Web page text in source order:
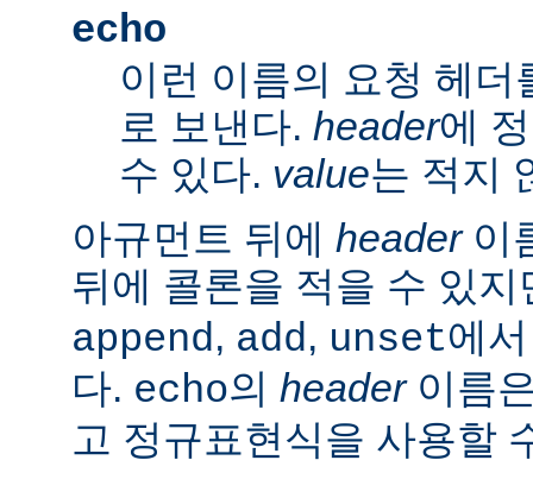
echo
이런 이름의 요청 헤
로 보낸다. header에
수 있다. value는 적지
아규먼트 뒤에 header이
뒤에 콜론을 적을 수 있
append, add, unset에
다. echo의 header이름
고 정규표현식을 사용할